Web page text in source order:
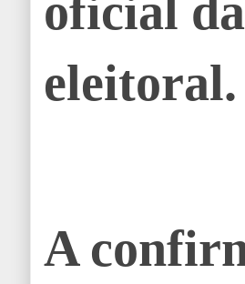
oficial
eleitoral.
A